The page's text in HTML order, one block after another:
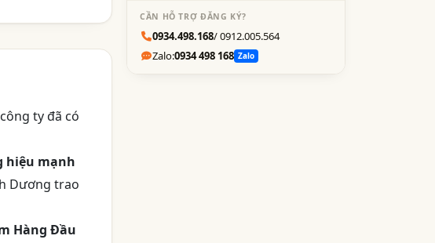
ty đã có
hiệu mạnh
Dương trao
Hàng Đầu
CẦN HỖ TRỢ ĐĂNG KÝ?
0934.498.168/ 0912.005.564
Zalo:0934 498 168 Zalo